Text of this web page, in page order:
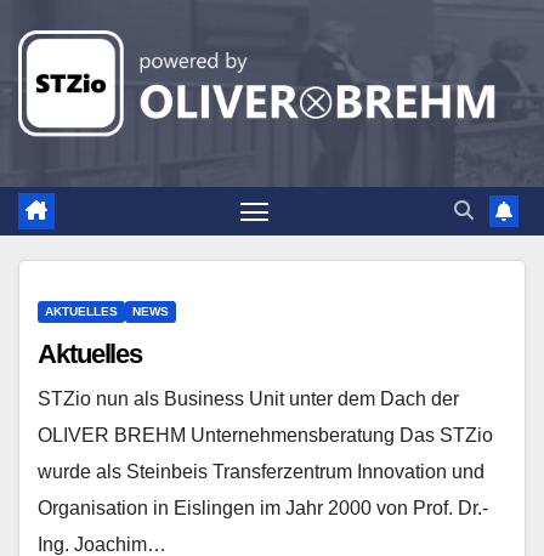
Inhalt
springen
AKTUELLES NEWS
Aktuelles
STZio nun als Business Unit unter dem Dach der
OLIVER BREHM Unternehmensberatung Das STZio
wurde als Steinbeis Transferzentrum Innovation und
Organisation in Eislingen im Jahr 2000 von Prof. Dr.-
Ing. Joachim…